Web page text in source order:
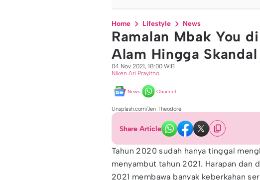
Home Lifestyle News
Ramalan Mbak You
Alam Hingga
04 Nov 2021, 18:00 WIB
Niken Ari Prayitno
News Channel
Unsplash.com/Jen Theodore
Share Article
Tahun 2020 sudah hanya tinggal
menyambut tahun 2021. Harapan dan
2021 membawa banyak keberkahan